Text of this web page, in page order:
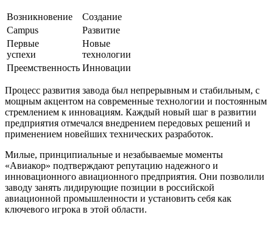
Возникновение
Создание
Сampus
Развитие
Первые
успехи
Новые
технологии
Преемственность Инновации
Процесс развития завода был непрерывным и стабильным, с
мощным акцентом на современные технологии и постоянным
стремлением к инновациям. Каждый новый шаг в развитии
предприятия отмечался внедрением передовых решений и
применением новейших технических разработок.
Милые, принципиальные и незабываемые моменты
«Авиакор» подтверждают репутацию надежного и
инновационного авиационного предприятия. Они позволили
заводу занять лидирующие позиции в российской
авиационной промышленности и установить себя как
ключевого игрока в этой области.